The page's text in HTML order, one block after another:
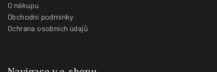
O nákupu
Obchodní podmínky
Ochrana osobních údajů